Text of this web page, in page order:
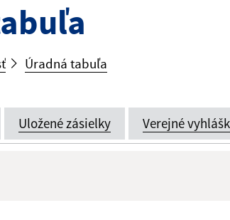
Úradná tabuľa
Uložené zásielky Verejné